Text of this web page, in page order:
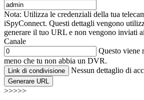
Nota: Utilizza le credenziali della tua
iSpyConnect. Questi dettagli vengono
generare il tuo URL e non vengono inviati
Canale
Questo viene
meno che tu non abbia un DVR.
Link di condivisione Nessun dettaglio di
Generare URL
>>>>>